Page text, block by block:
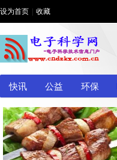
设为首页 收藏
快讯 公益 环保